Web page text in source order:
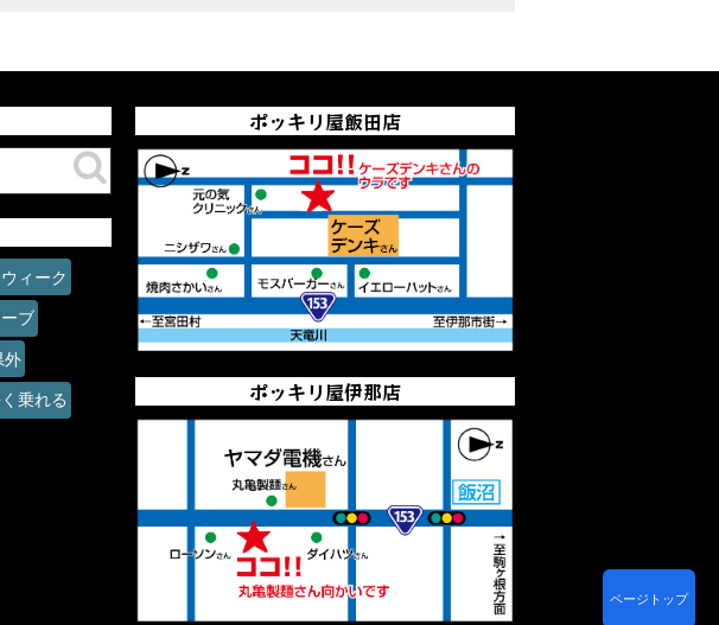
ィーク
ーブ
外
乗れる
ポッキリ屋飯田店
ポッキリ屋伊那店
ページトップ